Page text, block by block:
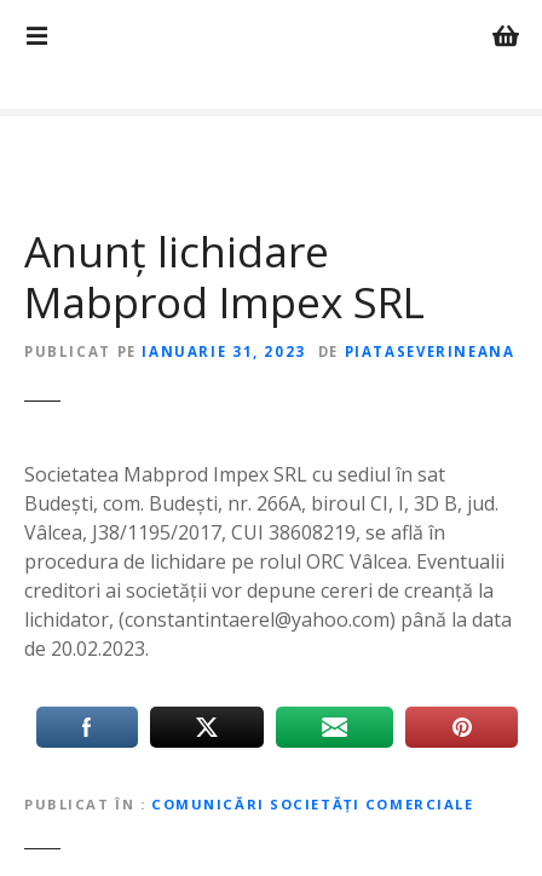
Anunț lichidare
Mabprod Impex SRL
PUBLICAT PE IANUARIE 31, 2023 DE PIATASEVERINEANA
Societatea Mabprod Impex SRL cu sediul în sat
Budești, com. Budești, nr. 266A, biroul CI, I, 3D B, jud.
Vâlcea, J38/1195/2017, CUI 38608219, se află în
procedura de lichidare pe rolul ORC Vâlcea. Eventualii
creditori ai societății vor depune cereri de creanță la
lichidator, (constantintaerel@yahoo.com) până la data
de 20.02.2023.
PUBLICAT ÎN COMUNICĂRI SOCIETĂȚI COMERCIALE